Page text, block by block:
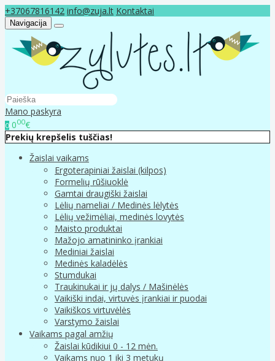
+37067816142 info@zuja.lt Kontaktai
Navigacija
Mano paskyra
0 000€
Prekių krepšelis tuščias!
Žaislai vaikams
Ergoterapiniai žaislai (kilpos)
Formelių rūšiuoklė
Gamtai draugiški žaislai
Lėlių nameliai / Medinės lėlytės
Lėlių vežimėliai, medinės lovytės
Maisto produktai
Mažojo amatininko įrankiai
Mediniai žaislai
Medinės kaladėlės
Stumdukai
Traukinukai ir jų dalys / Mašinėlės
Vaikiški indai, virtuvės įrankiai ir puodai
Vaikiškos virtuvėlės
Varstymo žaislai
Vaikams pagal amžių
Žaislai kūdikiui 0 - 12 mėn.
Vaikams nuo 1 iki 3 metukų